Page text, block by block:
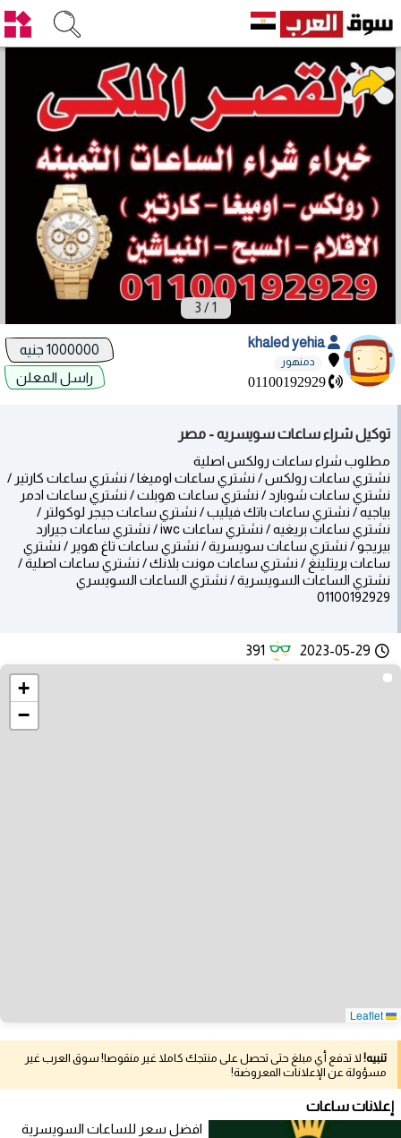
1
/
3
khaled yehia
دمنهور
01100192929
راسل المعلن
توكيل شراء ساعات سويسريه - مصر
مطلوب شراء ساعات رولكس اصلية
نشتري ساعات رولكس / نشتري ساعات اوميغا / نشتري ساعات كارتير /
نشتري ساعات شوبارد / نشتري ساعات هوبلت / نشتري ساعات ادمر
بياجيه / نشتري ساعات باتك فيليب / نشتري ساعات جيجر لوكولتر /
نشتري ساعات بريغيه / نشتري ساعات iwc / نشتري ساعات جيرارد
بيريجو / نشتري ساعات سويسرية / نشتري ساعات تاغ هوير / نشتري
ساعات بريتلينغ / نشتري ساعات مونت بلانك / نشتري ساعات اصلية /
نشتري الساعات السويسرية / نشتري الساعات السويسري
01100192929
2023-05-29
391
+
−
تنبيه! لا تدفع أي مبلغ حتى تحصل على منتجك كاملا غير منقوصا! سوق العرب غير
مسؤولة عن الإعلانات المعروضة!
إعلانات ساعات
افضل سعر للساعات السويسرية